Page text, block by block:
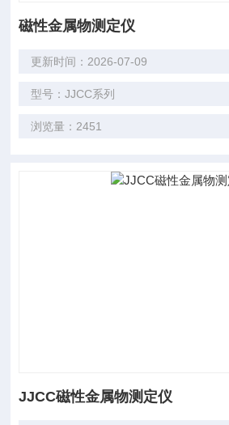
磁性金属物测定仪
更新时间：2026-07-09
型号：JJCC系列
浏览量：2451
JJCC磁性金属物测定仪